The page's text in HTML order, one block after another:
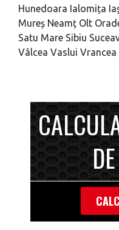
Hunedoara Ialomița
Mureș Neamț Olt
Satu Mare Sibiu
Vâlcea Vaslui Vrancea